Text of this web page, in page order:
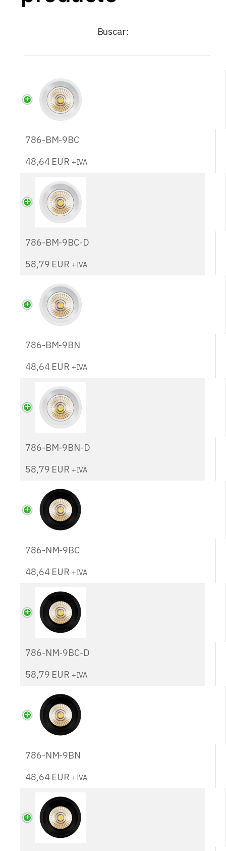
Buscar:
786-BM-9BC
48,64 EUR +IVA
786-BM-9BC-D
58,79 EUR +IVA
786-BM-9BN
48,64 EUR +IVA
786-BM-9BN-D
58,79 EUR +IVA
786-NM-9BC
48,64 EUR +IVA
786-NM-9BC-D
58,79 EUR +IVA
786-NM-9BN
48,64 EUR +IVA